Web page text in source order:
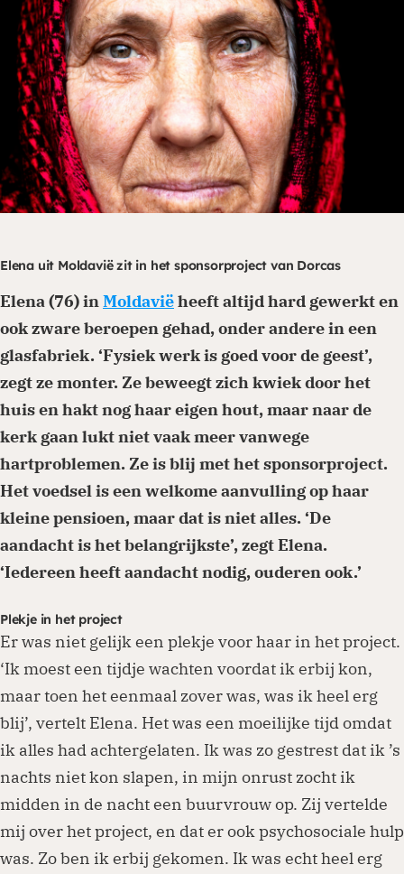
Elena uit Moldavië zit in het sponsorproject van Dorcas
Elena (76) inMoldaviëheeft altijd hard gewerkt en
ook zware beroepen gehad, onder andere in een
glasfabriek. ‘Fysiek werk is goed voor de geest’,
zegt ze monter. Ze beweegt zich kwiek door het
huis en hakt nog haar eigen hout, maar naar de
kerk gaan lukt niet vaak meer vanwege
hartproblemen. Ze is blij met het sponsorproject.
Het voedsel is een welkome aanvulling op haar
kleine pensioen, maar dat is niet alles. ‘De
aandacht is het belangrijkste’, zegt Elena.
‘Iedereen heeft aandacht nodig, ouderen ook.’
Plekje in het project
Er was niet gelijk een plekje voor haar in het project.
‘Ik moest een tijdje wachten voordat ik erbij kon,
maar toen het eenmaal zover was, was ik heel erg
blij’, vertelt Elena. Het was een moeilijke tijd omdat
ik alles had achtergelaten. Ik was zo gestrest dat ik ’s
nachts niet kon slapen, in mijn onrust zocht ik
midden in de nacht een buurvrouw op. Zij vertelde
mij over het project, en dat er ook psychosociale hulp
was. Zo ben ik erbij gekomen. Ik was echt heel erg
Je kunt eenmalig of periodiek doneren via
onze website. Ga naar de donatiepagina en
kies het thema of land waar je aan wilt
bijdragen. Periodiek schenken biedt ook
belastingvoordeel.
Doneren